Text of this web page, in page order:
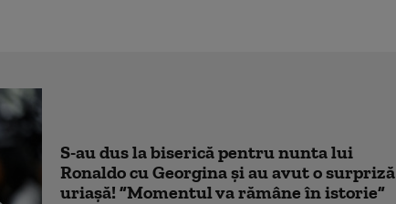
S-au dus la biserică pentru nunta lui
Ronaldo cu Georgina și au avut o surpriză
uriașă! ”Momentul va rămâne în istorie”